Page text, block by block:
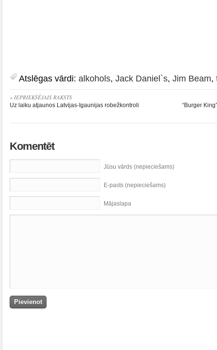
Atslēgas vārdi: alkohols, Jack Daniel`s, Jim Beam,
« IEPRIEKŠĒJAIS RAKSTS
Uz laiku atjaunos Latvijas-Igaunijas robežkontroli “Burger
Komentēt
Jūsu vārds (nepieciešams)
E-pasts (nepieciešams)
Mājaslapa